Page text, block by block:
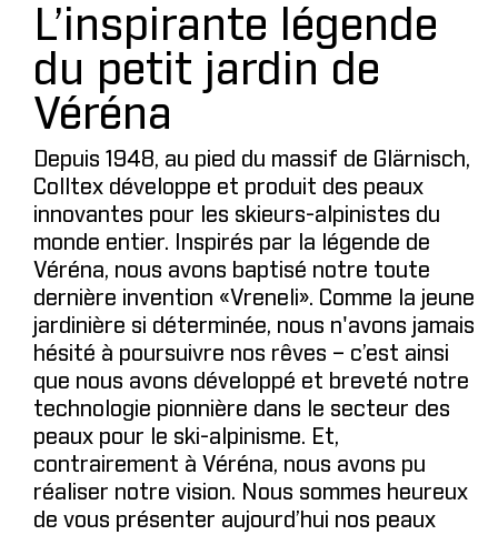
L’inspirante légende
du petit jardin de
Véréna
Depuis 1948, au pied du massif de Glärnisch,
Colltex développe et produit des peaux
innovantes pour les skieurs-alpinistes du
monde entier. Inspirés par la légende de
Véréna, nous avons baptisé notre toute
dernière invention «Vreneli». Comme la jeune
jardinière si déterminée, nous n'avons jamais
hésité à poursuivre nos rêves – c’est ainsi
que nous avons développé et breveté notre
technologie pionnière dans le secteur des
peaux pour le ski-alpinisme. Et,
contrairement à Véréna, nous avons pu
réaliser notre vision. Nous sommes heureux
de vous présenter aujourd’hui nos peaux